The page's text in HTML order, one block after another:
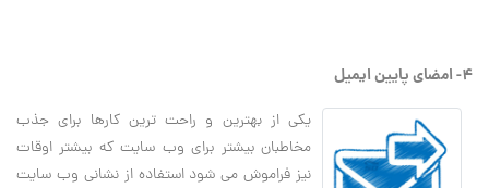
4- امضاي پايين ايميل
يکي از بهترين و راحت ترين کارها براي جذب
مخاطبان بيشتر براي وب سايت که بيشتر اوقات
نيز فراموش مي شود استفاده از نشاني وب سايت